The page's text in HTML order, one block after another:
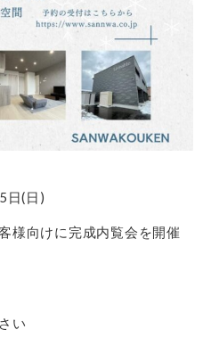
日(日)
様向けに完成内覧会を開催
い